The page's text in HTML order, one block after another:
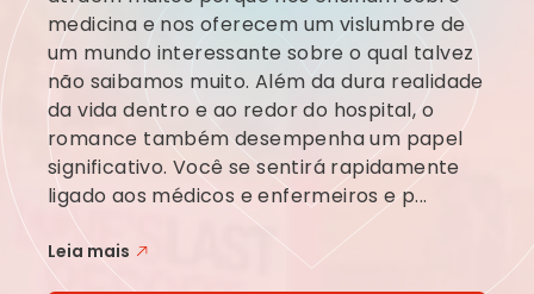
medicina e nos oferecem um vislumbre de
um mundo interessante sobre o qual talvez
não saibamos muito. Além da dura realidade
da vida dentro e ao redor do hospital, o
romance também desempenha um papel
significativo. Você se sentirá rapidamente
ligado aos médicos e enfermeiros e p...
Leia mais